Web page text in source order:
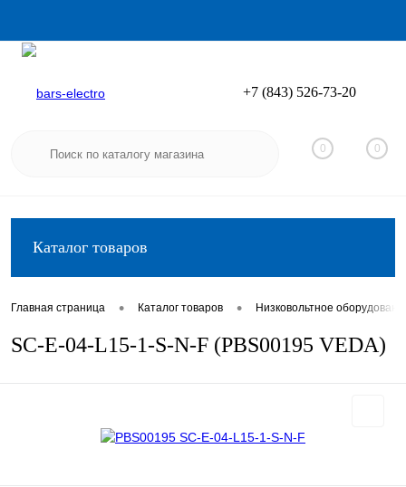
Вход
+7 (843) 526-73-20
0 0
Каталог товаров
Главная страница • Каталог товаров • Низковольтное
SC-E-04-L15-1-S-N-F (PBS00195 VEDA)